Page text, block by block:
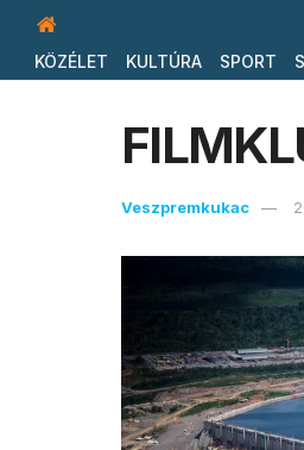
KÖZÉLET KULTÚRA SPORT
Veszpremkukac